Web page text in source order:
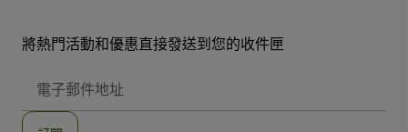
將熱門活動和優惠直接發送到您的收件匣
子